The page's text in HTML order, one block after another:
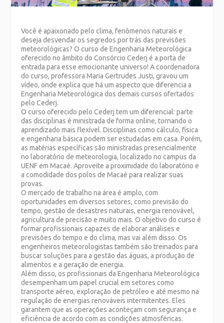
Você é apaixonado pelo clima, fenômenos naturais e
deseja desvendar os segredos por trás das previsões
meteorológicas? O curso de Engenharia Meteorológica
oferecido no âmbito do Consórcio Cederj é a porta de
entrada para esse emocionante universo! A coordenadora
do curso, professora Maria Gertrudes Justi, gravou um
vídeo, onde explica que há um aspecto que diferencia a
Engenharia Meteorológica dos demais cursos ofertados
pelo Cederj.
O curso oferecido pelo Cederj tem um diferencial: parte
das disciplinas é ministrada de forma online, tornando o
aprendizado mais flexível. Disciplinas como cálculo, física
e engenharia básica podem ser estudadas em casa. Porém,
as matérias específicas são ministradas presencialmente
no laboratório de meteorologia, localizado no campus da
UENF em Macaé. Aproveite a proximidade do laboratório e
a comodidade dos polos de Macaé para realizar suas
provas.
O mercado de trabalho na área é amplo, com
oportunidades em diversos setores, como previsão do
tempo, gestão de desastres naturais, energia renovável,
agricultura de precisão e muito mais. O objetivo do curso é
formar profissionais capazes de elaborar análises e
previsões do tempo e do clima, mas vai além disso. Os
engenheiros meteorologistas também são treinados para
buscar soluções para a gestão das águas, a produção de
alimentos e a geração de energia.
Além disso, os profissionais da Engenharia Meteorológica
desempenham um papel crucial em setores como
transporte aéreo, exploração de petróleo e até mesmo na
regulação de energias renováveis intermitentes. Eles
garantem que as operações aconteçam com segurança e
eficiência de acordo com as condições atmosféricas.